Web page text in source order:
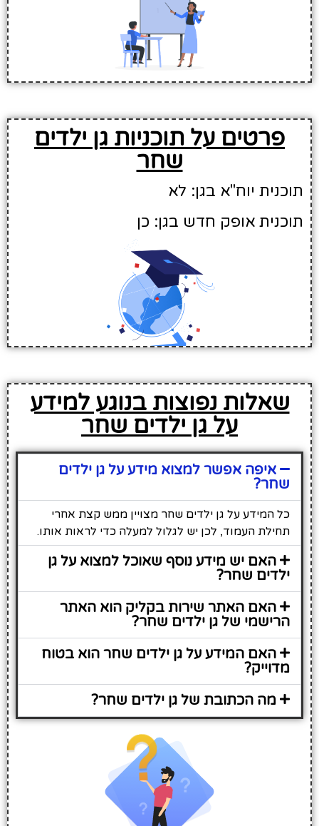
פרטים על תוכניות גן ילדים
שחר
תוכנית יוח"א בגן: לא
תוכנית אופק חדש בגן: כן
שאלות נפוצות בנוגע למידע
על גן ילדים שחר
איפה אפשר למצוא מידע על גן ילדים
שחר?
כל המידע על גן ילדים שחר מצויין ממש קצת אחרי
תחילת העמוד, לכן יש לגלול למעלה כדי לראות אותו.
האם יש מידע נוסף שאוכל למצוא על גן
ילדים שחר?
האם האתר שירות בקליק הוא האתר
הרישמי של גן ילדים שחר?
האם המידע על גן ילדים שחר הוא בטוח
מדוייק?
מה הכתובת של גן ילדים שחר?